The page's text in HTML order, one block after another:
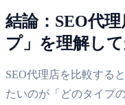
結論：SEO代
プ」を理解し
SEO代理店を比較する
たいのが「どのタイプ